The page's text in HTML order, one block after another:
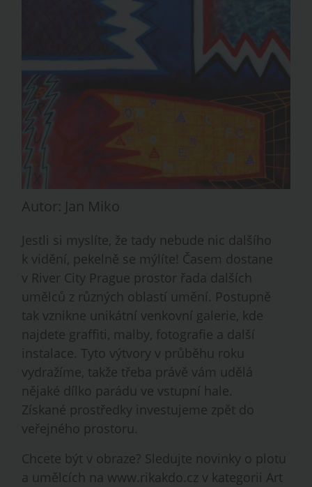
Autor: Jan Miko
Jestli si myslíte, že tady nebude nic dalšího
k vidění, pekelně se mýlíte! Časem dostane
v River City Prague prostor řada dalších
umělců z různých oblastí umění. Postupně
tak vznikne unikátní venkovní galerie, kde
najdete graffiti, malby, fotografie a další
instalace. Tyto výtvory v průběhu roku
vydražíme, takže třeba právě vám udělá
nějaké dílko parádu ve vstupní hale.
Získané prostředky investujeme zpět do
veřejného prostoru.
Chcete být v obraze? Sledujte novinky o plotu
a umělcích na www.rikakdo.cz v kategorii Art